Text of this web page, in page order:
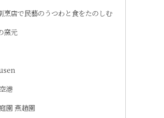
烹店で民藝のうつわと食をたのしむ
窯元
港
園 燕趙園